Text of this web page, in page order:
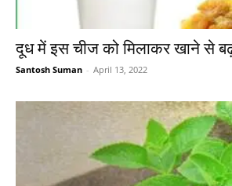
दूध में इस चीज को मिलाकर खाने से
Santosh Suman - April 13, 2022